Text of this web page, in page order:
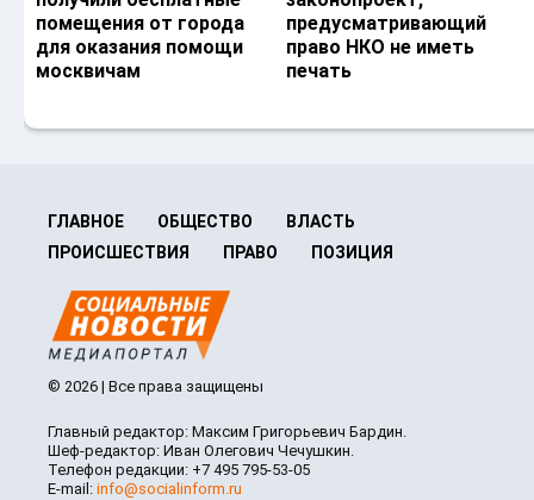
помещения от города
для оказания помощи
москвичам
предусматривающий
право НКО не иметь
печать
ГЛАВНОЕ ОБЩЕСТВО
ВЛАСТЬ
ПРОИСШЕСТВИЯ
ПРАВО ПОЗИЦИЯ
© 2026 | Все права защищены
Главный редактор: Максим Григорьевич Бардин.
Шеф-редактор: Иван Олегович Чечушкин.
Телефон редакции: +7 495 795-53-05
E-mail: info@socialinform.ru